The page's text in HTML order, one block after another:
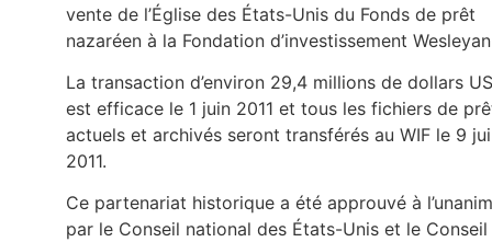
vente de l’Église des États-Unis du Fonds de prêt
nazaréen à la Fondation d’investissement
La transaction d’environ 29,4 millions de dollars US
est efficace le 1 juin 2011 et tous les fichiers de
actuels et archivés seront transférés au WIF le 9
2011.
Ce partenariat historique a été approuvé à
par le Conseil national des États-Unis et le Conseil